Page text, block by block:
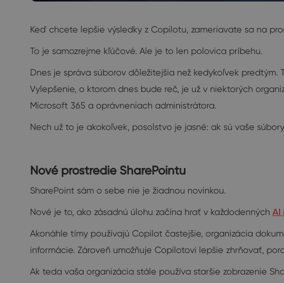
Keď chcete lepšie výsledky z Copilotu, zameriavate sa na
To je samozrejme kľúčové. Ale je to len polovica príbehu.
Dnes je správa súborov dôležitejšia než kedykoľvek
Vylepšenie, o ktorom dnes bude reč, je už v niektorých
Microsoft 365 a oprávneniach administrátora.
Nech už to je akokoľvek, posolstvo je jasné: ak sú vaše
Nové prostredie SharePointu
SharePoint sám o sebe nie je žiadnou novinkou.
Nové je to, ako zásadnú úlohu začína hrať v každodenných AI
Akonáhle tímy používajú Copilot častejšie, organizácia
informácie. Zároveň umožňuje Copilotovi lepšie zhrňovať,
Ak teda vaša organizácia stále používa staršie zobrazenie